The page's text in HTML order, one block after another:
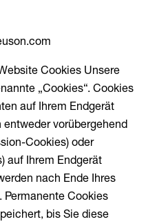
Cookies Unsere
„Cookies“. Cookies
auf Ihrem Endgerät
vorübergehend
Cookies) oder
auf Ihrem Endgerät
nach Ende Ihres
Cookies
bis Sie diese